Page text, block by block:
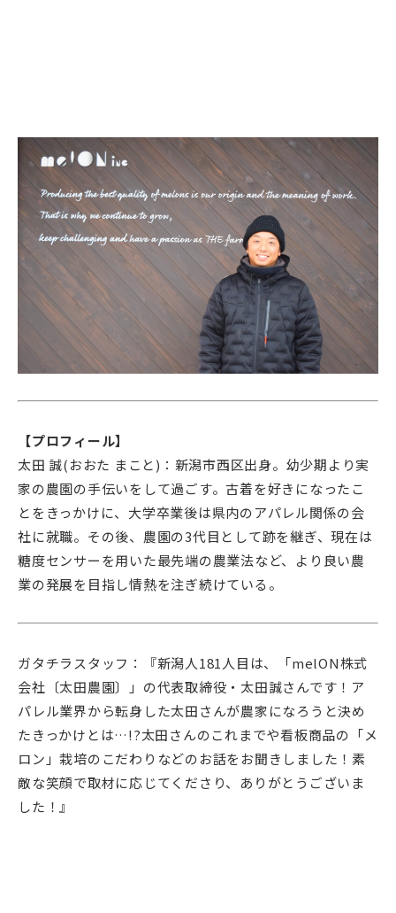
【プロフィール】
太田 誠(おおた まこと)：新潟市西区出身。幼少期より実
家の農園の手伝いをして過ごす。古着を好きになったこ
とをきっかけに、大学卒業後は県内のアパレル関係の会
社に就職。その後、農園の3代目として跡を継ぎ、現在は
糖度センサーを用いた最先端の農業法など、より良い農
業の発展を目指し情熱を注ぎ続けている。
ガタチラスタッフ：『新潟人181人目は、「melON株式
会社〔太田農園〕」の代表取締役・太田誠さんです！ア
パレル業界から転身した太田さんが農家になろうと決め
たきっかけとは…!?太田さんのこれまでや看板商品の「メ
ロン」栽培のこだわりなどのお話をお聞きしました！素
敵な笑顔で取材に応じてくださり、ありがとうございま
した！』